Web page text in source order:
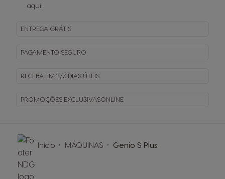
aqui!
ENTREGA GRÁTIS
PAGAMENTO SEGURO
RECEBA EM 2/3 DIAS ÚTEIS
PROMOÇÕES EXCLUSIVASONLINE
Início MÁQUINAS Genio S Plus